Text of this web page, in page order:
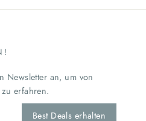
Newsletter an, um von
erfahren.
Best Deals erhalten